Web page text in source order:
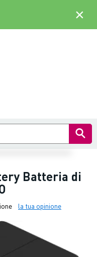
Batteria di
la tua opinione
×